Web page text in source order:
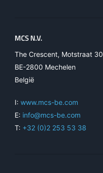
MCS N.V.
The Crescent, Motstraat 30
BE-2800 Mechelen
België
I: www.mcs-be.com
E: info@mcs-be.com
T: +32 (0)2 253 53 38